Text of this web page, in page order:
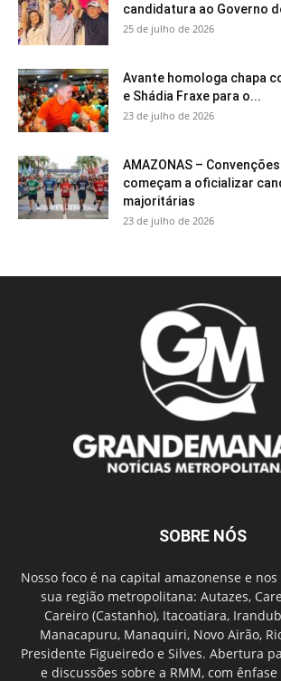
candidatura ao Governo
25 de julho de 2026
Avante homologa chapa
e Shádia Fraxe para o...
23 de julho de 2026
AMAZONAS –
começam a oficializar
majoritárias
23 de julho de 2026
SOBRE NÓS
Nosso foco é na capital amazonense e
sua região metropolitana: Autazes,
Careiro (Castanho), Itacoatiara,
Manacapuru, Manaquiri, Novo Airão,
Presidente Figueiredo e Silves. Abertura
e discussões sobre a RMM, com